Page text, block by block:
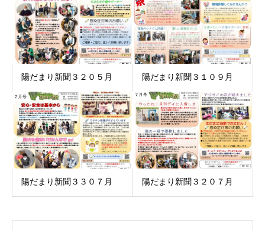
陽だまり新聞３２０５月 陽だまり新聞３１０９月
陽だまり新聞３３０７月 陽だまり新聞３２０７月